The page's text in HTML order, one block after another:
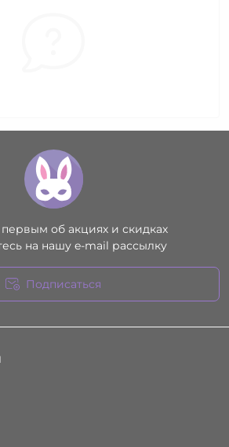
первым об акциях и скидках
на нашу e-mail рассылку
Подписаться